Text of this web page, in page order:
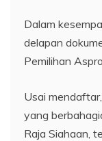
Dalam
delapan
Pemilihan
Usai
yang
Raja Siahaan,